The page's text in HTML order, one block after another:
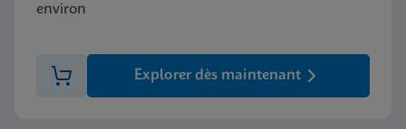
environ
Explorer dès maintenant